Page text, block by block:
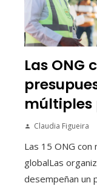
Las ONG
múltiples
Claudia Figueira
Las 15 ONG
globalLas
desempeñan un